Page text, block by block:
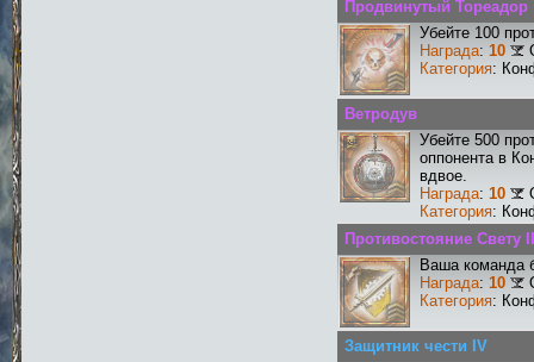
Продвинутый Тореадор
Убейте 100
Награда: 10
Категория:
Ветродув
Убейте 500
оппонента в
вдвое.
Награда: 10
Категория:
Противостояние Свету
Ваша команда
Награда: 10
Категория:
Защитник чести IV